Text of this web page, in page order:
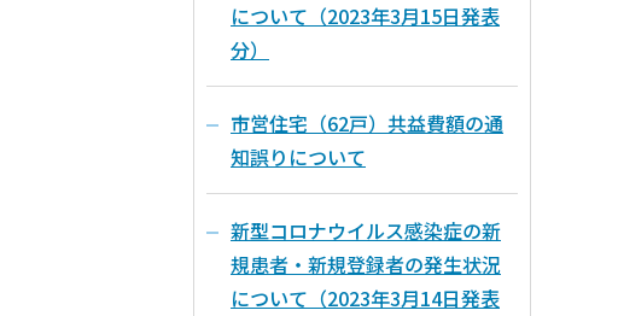
について（2023年3月15日発表
分）
市営住宅（62戸）共益費額の通
知誤りについて
新型コロナウイルス感染症の新
規患者・新規登録者の発生状況
について（2023年3月14日発表